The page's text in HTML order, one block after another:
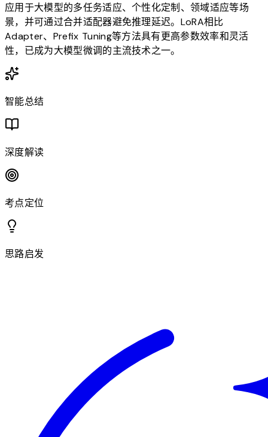
应用于大模型的多任务适应、个性化定制、领域适应等场
景，并可通过合并适配器避免推理延迟。LoRA相比
Adapter、Prefix Tuning等方法具有更高参数效率和灵活
性，已成为大模型微调的主流技术之一。
智能总结
深度解读
考点定位
思路启发